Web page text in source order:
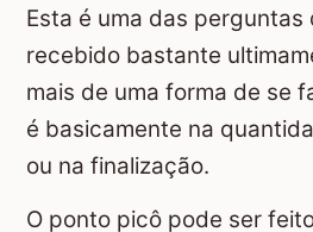
Esta é uma das perguntas
recebido bastante
mais de uma forma de se
é basicamente na
ou na finalização.
O ponto picô pode ser